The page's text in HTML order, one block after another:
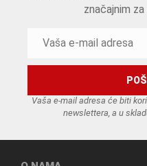
značajnim
Vaša e-mail adresa će biti
newslettera, a u